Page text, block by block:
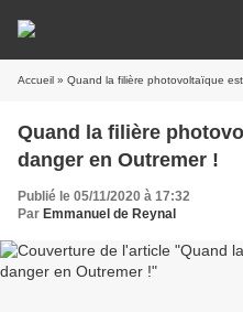
Accueil » Quand la filière photovoltaïque
Quand la filière
danger en Outremer !
Publié le 05/11/2020 à 17:32
Par Emmanuel de Reynal